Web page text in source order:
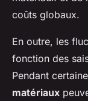
coûts globaux.
En outre, les
fonction des
Pendant
matériaux